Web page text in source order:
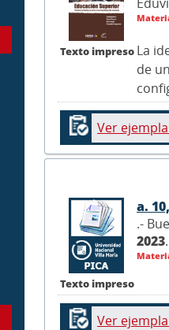
Texto impreso La
de
Ver
Texto impreso
a.
.-
2023.
Ver